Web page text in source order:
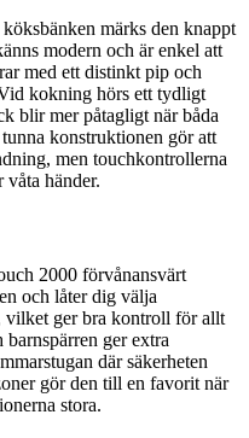
märks den knappt
modern och är enkel att
med ett distinkt pip och
kokning hörs ett tydligt
blir mer påtagligt när båda
konstruktionen gör att
men touchkontrollerna
våta händer.
2000 förvånansvärt
och låter dig välja
vilket ger bra kontroll för allt
ger extra
där säkerheten
gör den till en favorit när
stora.